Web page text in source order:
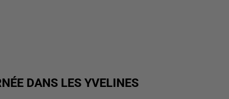
DANS LES YVELINES